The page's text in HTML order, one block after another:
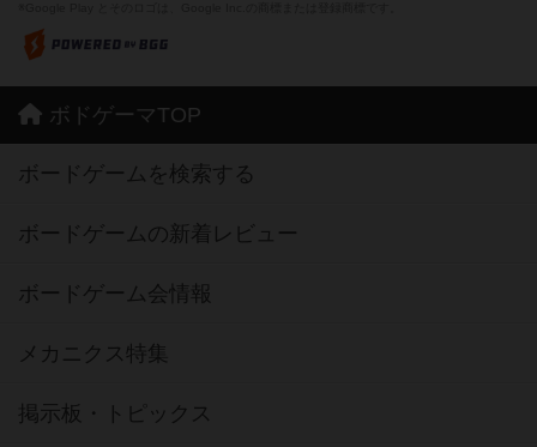
ボドゲーマTOP
ボードゲームを検索する
ボードゲームの新着レビュー
ボードゲーム会情報
メカニクス特集
掲示板・トピックス